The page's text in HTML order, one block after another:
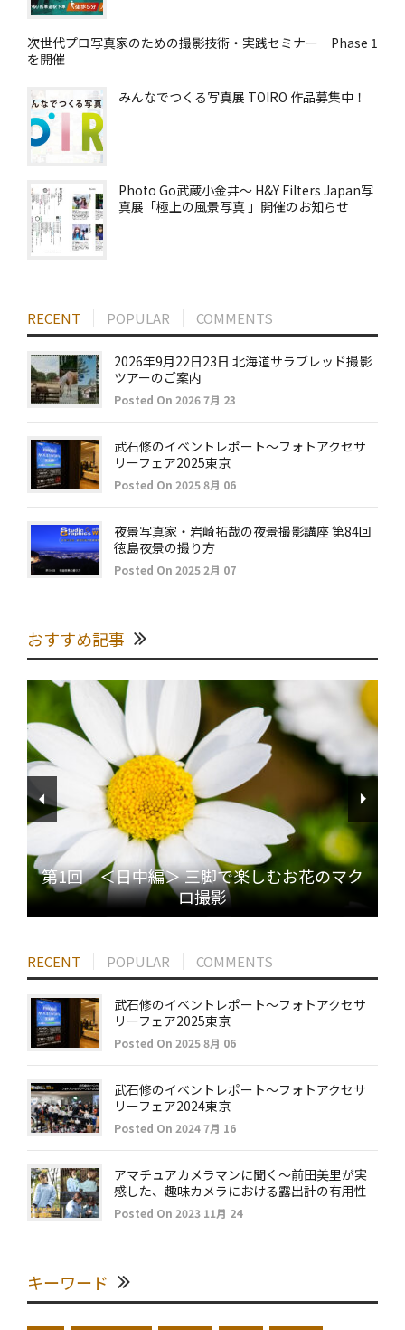
次世代プロ写真家のための撮影技術・実践セミナー Phase 1
を開催
みんなでつくる写真展 TOIRO 作品募集中！
Photo Go武蔵小金井～ H&Y Filters Japan写
真展「極上の風景写真 」開催のお知らせ
RECENT POPULAR COMMENTS
2026年9月22日23日 北海道サラブレッド撮影
ツアーのご案内
Posted On 2026 7月 23
武石修のイベントレポート～フォトアクセサ
リーフェア2025東京
Posted On 2025 8月 06
夜景写真家・岩崎拓哉の夜景撮影講座 第84回
徳島夜景の撮り方
Posted On 2025 2月 07
おすすめ記事
第1回 ＜日中編＞ 三脚で楽しむお花のマク
ロ撮影
RECENT POPULAR COMMENTS
武石修のイベントレポート～フォトアクセサ
リーフェア2025東京
Posted On 2025 8月 06
武石修のイベントレポート～フォトアクセサ
リーフェア2024東京
Posted On 2024 7月 16
アマチュアカメラマンに聞く～前田美里が実
感した、趣味カメラにおける露出計の有用性
Posted On 2023 11月 24
キーワード